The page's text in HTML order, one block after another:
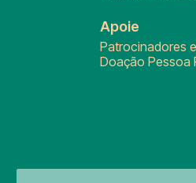
Apoie
Patrocinadores
Doação Pessoa